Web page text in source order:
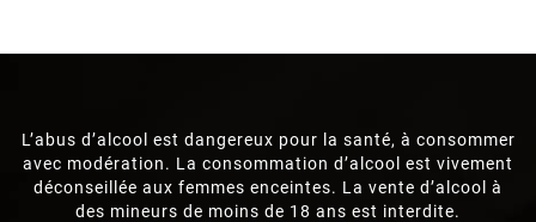
L’abus d’alcool est dangereux pour la santé, à consommer
avec modération. La consommation d’alcool est vivement
déconseillée aux femmes enceintes. La vente d’alcool à
des mineurs de moins de 18 ans est interdite.